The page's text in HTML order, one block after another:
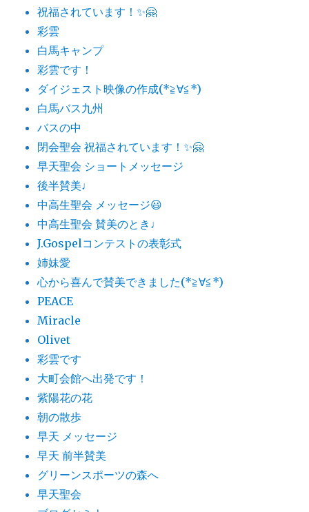
祝福されています！✨🤗
彩雲
白馬キャンプ
彩雲です！
ダイジェスト映像の作成(*≧∀≦*)
白馬バス九州
バスの中
閉会聖会 祝福されています！✨🤗
早天聖会 ショートメッセージ
後半賛美♩
中高生聖会 メッセージ😃
中高生聖会 賛美のとき♩
J.Gospelコンテストの表彰式
姉妹愛
心から喜んで賛美できました(*≧∀≦*)
PEACE
Miracle
Olivet
彩雲です
大町会館へ出発です！
紫陽花の花
朝の散歩
早天 メッセージ
早天 前半賛美
グリーンスポーツの森へ
早天聖会